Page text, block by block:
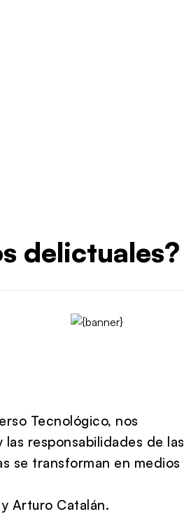
delictuales?
Tecnológico, nos
responsabilidades de las
se transforman en medios
Arturo Catalán.